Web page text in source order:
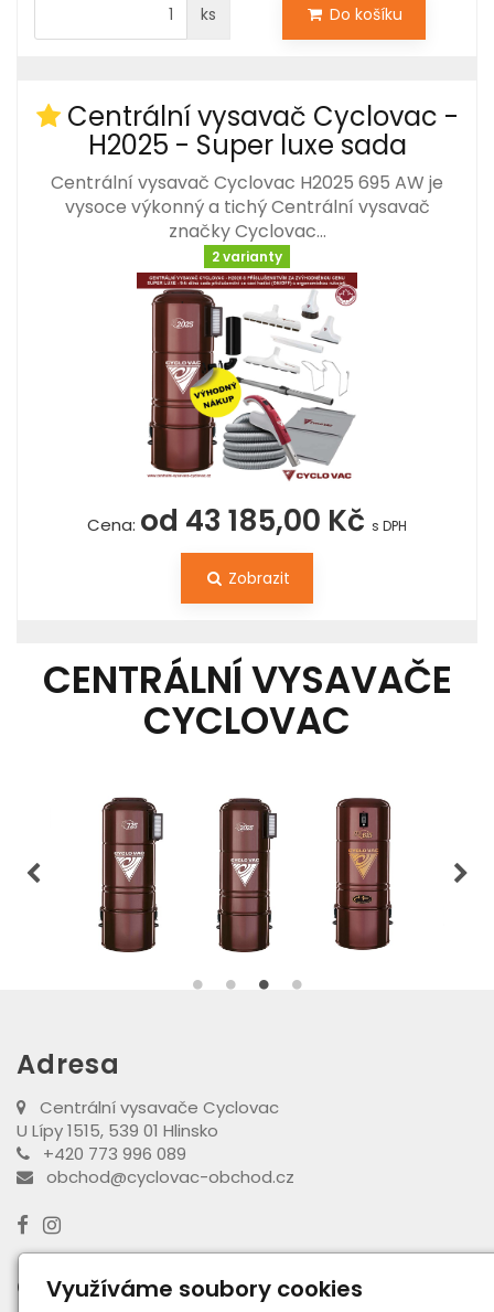
ks Do košíku
Centrální vysavač Cyclovac -
H2025 - Super luxe sada
Centrální vysavač Cyclovac H2025 695 AW je
vysoce výkonný a tichý Centrální vysavač
značky Cyclovac…
2 varianty
Cena: od 43 185,00 Kč s DPH
Zobrazit
CENTRÁLNÍ VYSAVAČE
CYCLOVAC
Adresa
Centrální vysavače Cyclovac
U Lípy 1515, 539 01 Hlinsko
+420 773 996 089
obchod@cyclovac-obchod.cz
Otevírací doba výdejny
Využíváme soubory cookies